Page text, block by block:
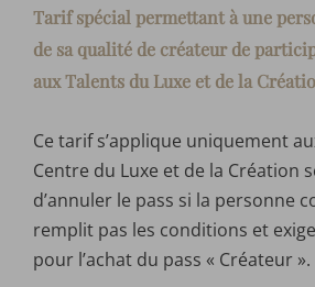
Tarif spécial permettant à une
de sa qualité de créateur de
aux Talents du Luxe et de la
Ce tarif s’applique uniquement
Centre du Luxe et de la Création
d’annuler le pass si la personne
remplit pas les conditions et
pour l’achat du pass « Créateur ».